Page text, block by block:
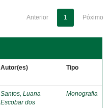
Anterior 1 Póximo
Autor(es) Tipo
Santos, Luana
Escobar dos
Monografia